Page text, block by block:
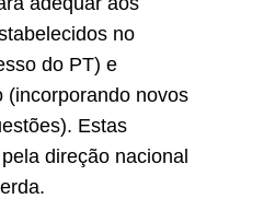
no
do PT) e
(incorporando novos
Estas
direção nacional